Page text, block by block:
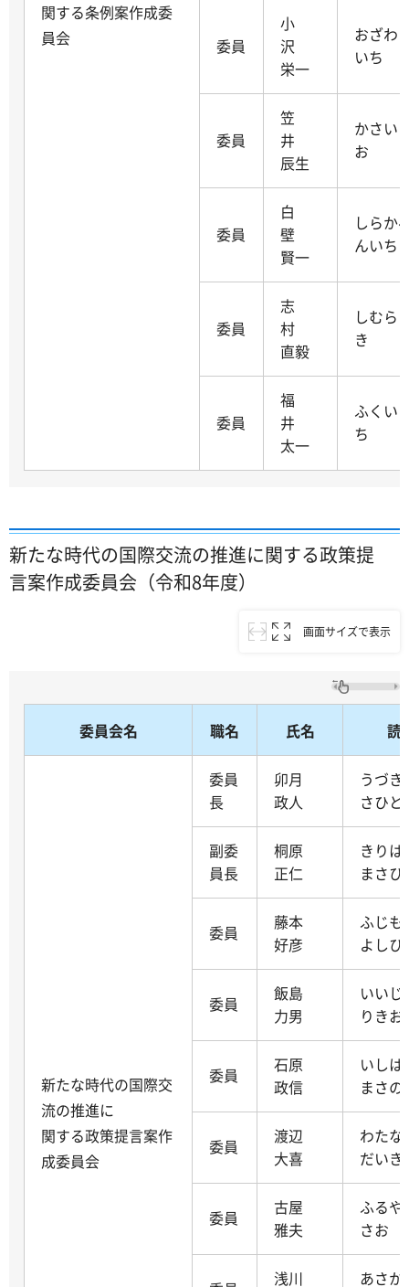
関する条例案作成委
員会
委員
小
沢
栄一
おざわ
いち
委員
笠
井
辰生
かさい
お
委員
白
壁
賢一
しら
んいち
委員
志
村
直毅
しむ
き
委員
福
井
太一
ふくい
ち
新たな時代の国際交流の推進に関する政策提
言案作成委員会（令和8年度）
画面サイズで表示
委員会名 職名 氏名 読
新たな時代の国際交
流の推進に
関する政策提言案作
成委員会
委員
長
卯月
政人
うづ
さひと
副委
員長
桐原
正仁
きり
まさひ
委員
藤本
好彦
ふじ
よしひ
委員
飯島
力男
いい
りきお
委員
石原
政信
いし
まさの
委員
渡辺
大喜
わた
だいき
委員
古屋
雅夫
ふる
さお
浅川 あさ